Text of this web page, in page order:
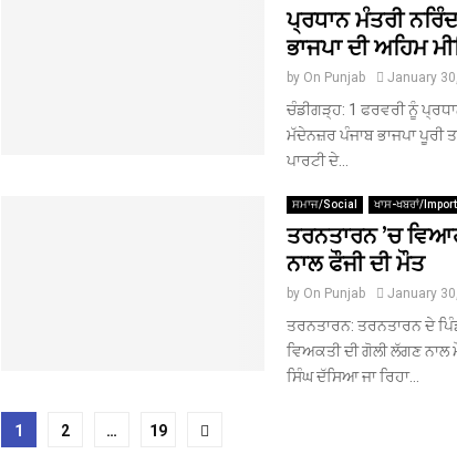
ਪ੍ਰਧਾਨ ਮੰਤਰੀ
ਭਾਜਪਾ ਦੀ ਅਹਿਮ
by On Punjab January
ਚੰਡੀਗੜ੍ਹ: 1 ਫਰਵਰੀ ਨੂੰ
ਮੱਦੇਨਜ਼ਰ ਪੰਜਾਬ ਭਾਜਪਾ
ਪਾਰਟੀ ਦੇ...
ਸਮਾਜ/Social ਖਾਸ-ਖਬਰਾਂ/
ਤਰਨਤਾਰਨ ’ਚ
ਨਾਲ ਫੌਜੀ ਦੀ ਮੌਤ
by On Punjab January
ਤਰਨਤਾਰਨ: ਤਰਨਤਾਰਨ ਦੇ
ਵਿਅਕਤੀ ਦੀ ਗੋਲੀ ਲੱਗਣ
ਸਿੰਘ ਦੱਸਿਆ ਜਾ ਰਿਹਾ...
Posts
1 2 … 19